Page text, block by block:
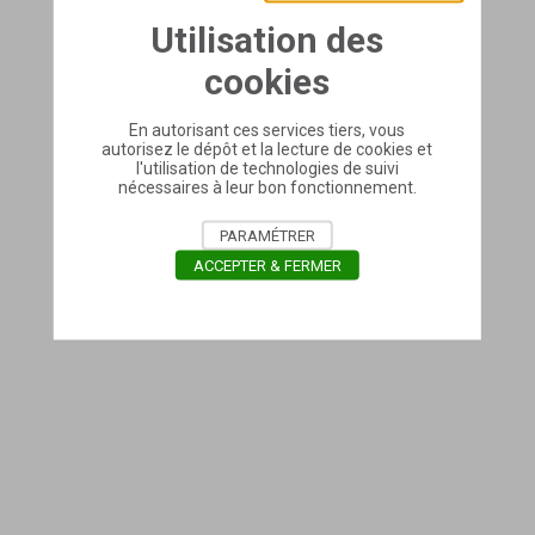
Utilisation des
cookies
En autorisant ces services tiers, vous
autorisez le dépôt et la lecture de cookies et
l'utilisation de technologies de suivi
nécessaires à leur bon fonctionnement.
PARAMÉTRER
ACCEPTER & FERMER